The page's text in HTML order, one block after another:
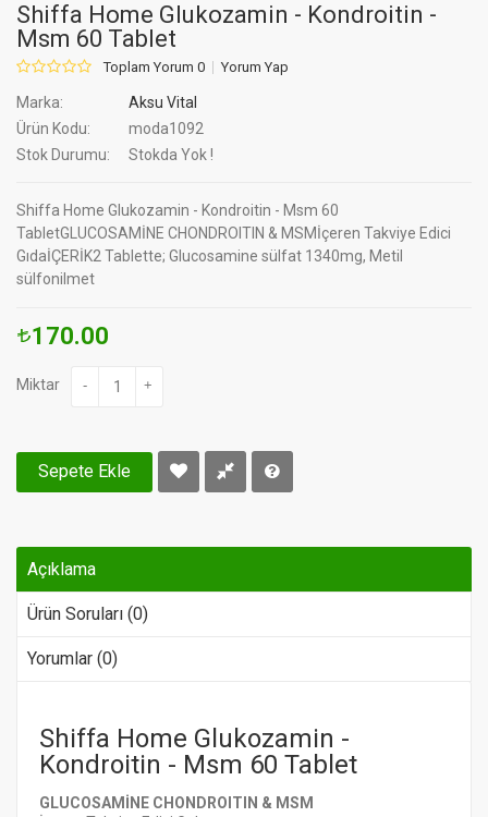
Shiffa Home Glukozamin - Kondroitin -
Msm 60 Tablet
Toplam Yorum 0 Yorum Yap
Marka:
Aksu Vital
Ürün Kodu:
moda1092
Stok Durumu:
Stokda Yok !
Shiffa Home Glukozamin - Kondroitin - Msm 60
TabletGLUCOSAMİNE CHONDROITIN & MSMİçeren Takviye Edici
GıdaİÇERİK2 Tablette; Glucosamine sülfat 1340mg, Metil
sülfonilmet
170.00
Miktar - +
Sepete Ekle
Açıklama
Ürün Soruları (0)
Yorumlar (0)
Shiffa Home Glukozamin -
Kondroitin - Msm 60 Tablet
GLUCOSAMİNE CHONDROITIN & MSM